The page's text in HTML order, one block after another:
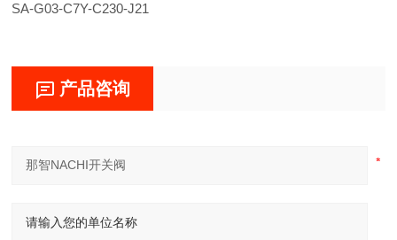
SA-G03-C7Y-C230-J21
产品咨询